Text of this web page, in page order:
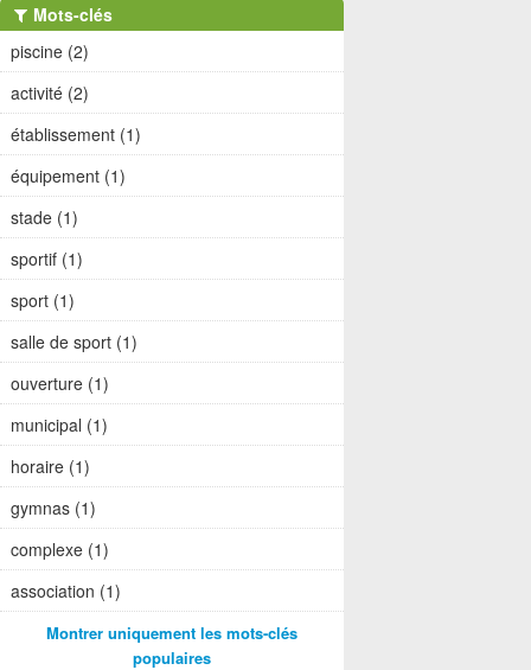
Mots-clés
piscine (2)
activité (2)
établissement (1)
équipement (1)
stade (1)
sportif (1)
sport (1)
salle de sport (1)
ouverture (1)
municipal (1)
horaire (1)
gymnas (1)
complexe (1)
association (1)
Montrer uniquement les mots-clés
populaires